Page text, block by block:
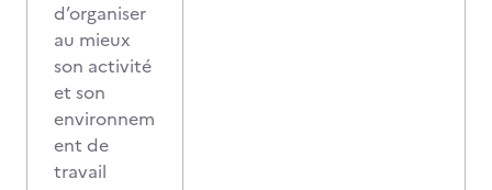
d’organiser
au mieux
son activité
et son
environnem
ent de
travail